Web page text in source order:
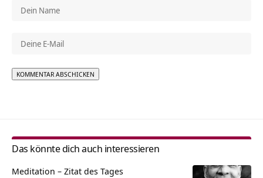
Das könnte dich auch interessieren
Meditation – Zitat des Tages